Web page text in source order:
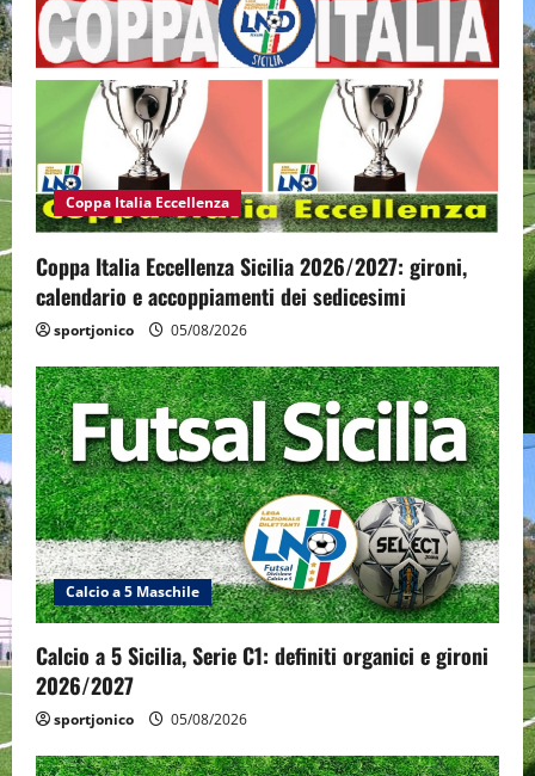
Coppa Italia Eccellenza
Coppa Italia Eccellenza Sicilia 2026/2027: gironi,
calendario e accoppiamenti dei sedicesimi
sportjonico 05/08/2026
Calcio a 5 Maschile
Calcio a 5 Sicilia, Serie C1: definiti organici e gironi
2026/2027
sportjonico 05/08/2026